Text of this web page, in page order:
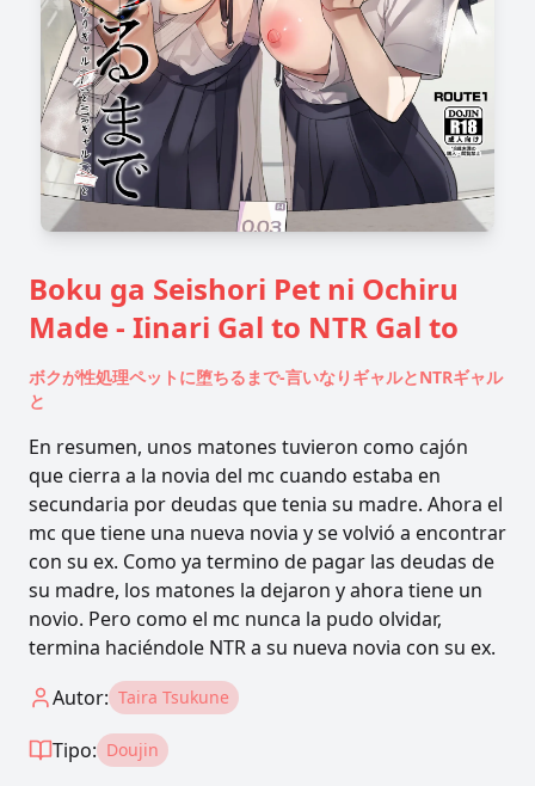
Boku ga Seishori Pet ni Ochiru
Made - Iinari Gal to NTR Gal to
ボクが性処理ペットに堕ちるまで-言いなりギャルとNTRギャル
と
En resumen, unos matones tuvieron como cajón
que cierra a la novia del mc cuando estaba en
secundaria por deudas que tenia su madre. Ahora el
mc que tiene una nueva novia y se volvió a encontrar
con su ex. Como ya termino de pagar las deudas de
su madre, los matones la dejaron y ahora tiene un
novio. Pero como el mc nunca la pudo olvidar,
termina haciéndole NTR a su nueva novia con su ex.
Autor: Taira Tsukune
Tipo: Doujin